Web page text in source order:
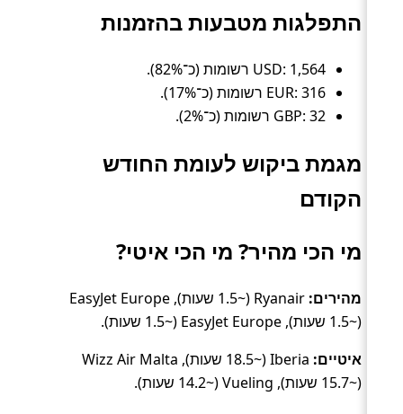
התפלגות מטבעות בהזמנות
USD: 1,564 רשומות (כ־82%).
EUR: 316 רשומות (כ־17%).
GBP: 32 רשומות (כ־2%).
מגמת ביקוש לעומת החודש
הקודם
מי הכי מהיר? מי הכי איטי?
מהירים:
Ryanair (~1.5 שעות), EasyJet Europe
(~1.5 שעות), EasyJet Europe (~1.5 שעות).
איטיים:
Iberia (~18.5 שעות), Wizz Air Malta
(~15.7 שעות), Vueling (~14.2 שעות).